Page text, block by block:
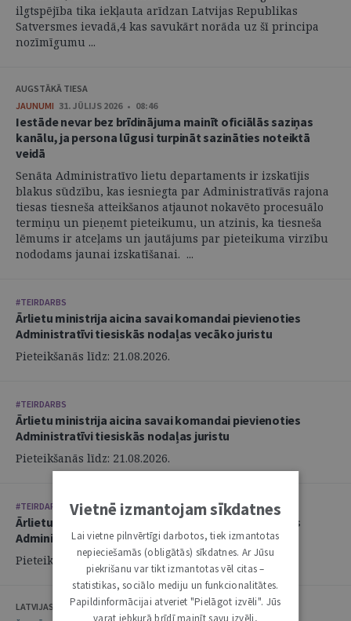
ilgtspējība tika iekļauta arīdzan Latvijas Republikas
Satversmes ievadā,4 kas savukārt norāda uz šī principa
nozīmīgumu ...
AUGSTĀKĀ TIESA
JAUNUMI 31. JŪLIJS 2026 • 08:46
Iestāde nevar bez brīdinājuma mainīt oficiālās saziņas
kanālu, ja persona lūgusi turpināt sazināties noteiktā
veidā
Senāta Administratīvo lietu departaments ir izskatījis
blakus sūdzību, kas iesniegta par Administratīvās rajona
tiesas tiesneša atteikšanos atjaunot nokavēto procesuālo
termiņu un pieņemt pieteikumu, un atzinis, ka tiesneša
lēmums ir atceļams un jautājums par pieteikuma virzību
nododams jaunai izskatīšanai. ...
#TEIRDARBS
Ārlietu ministrija aicina savai komandai pievienoties
Administratīvi tiesiskās nodaļas vecāko juristu
Pieteikšanās līdz: 21.08.2026.
#TEIRDARBS
Ārlietu ministrija aicina savai komandai pievienoties
Administratīvi tiesiskās nodaļas juristu
Pieteikšanās līdz: 21.08.2026.
#TEIRDARBS
Ārlietu ministrija aicina savai komandai pievienoties
Administratīvi tiesiskās nodaļas juristu
Pieteikšanās līdz: 21.08.2026.
LATVIJAS ZVĒRINĀTU ADVOKĀTU PADOME
Vietnē izmantojam sīkdatnes
Lai vietne pilnvērtīgi darbotos, tiek izmantotas
nepieciešamās (obligātās) sīkdatnes. Ar Jūsu
piekrišanu var tikt izmantotas vēl citas –
statistikas, sociālo mediju un funkcionalitātes.
Papildinformācijai atveriet "Pielāgot izvēli". Jūs
varat jebkurā brīdī mainīt savu izvēli,